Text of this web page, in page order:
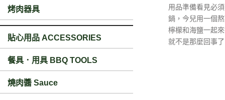
烤肉器具
貼心用品 ACCESSORIES
餐具．用具 BBQ TOOLS
燒肉醬 Sauce
用品準備看見必
鍋，今兒用一個
檸檬和海鹽一起
就不是那麼回事